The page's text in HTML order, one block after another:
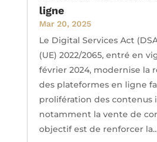
ligne
Mar 20, 2025
Le Digital Services Act
(UE) 2022/2065, entré en
février 2024, modernise la
des plateformes en ligne
prolifération des contenus
notamment la vente de
objectif est de renforcer